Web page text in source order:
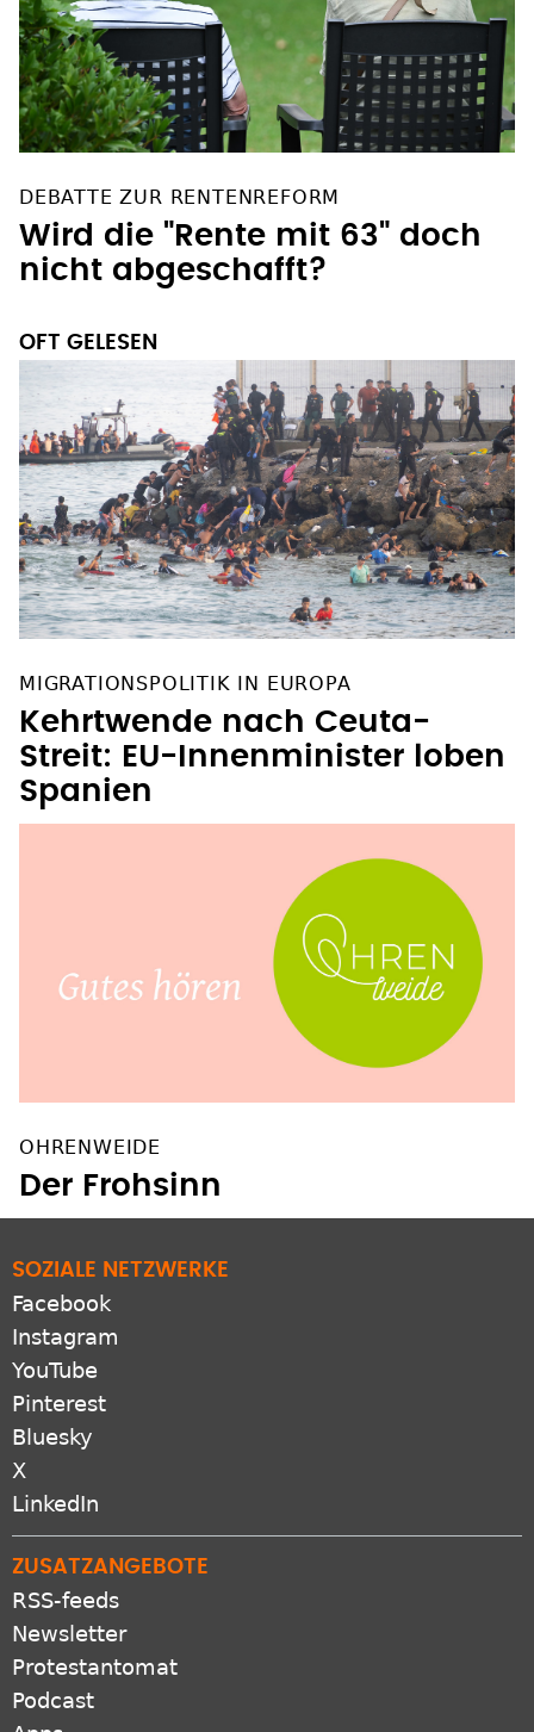
DEBATTE ZUR RENTENREFORM
Wird die "Rente mit 63" doch
nicht abgeschafft?
OFT GELESEN
MIGRATIONSPOLITIK IN EUROPA
Kehrtwende nach Ceuta-
Streit: EU-Innenminister loben
Spanien
OHRENWEIDE
Der Frohsinn
SOZIALE NETZWERKE
Facebook
Instagram
YouTube
Pinterest
Bluesky
X
LinkedIn
ZUSATZANGEBOTE
RSS-feeds
Newsletter
Protestantomat
Podcast